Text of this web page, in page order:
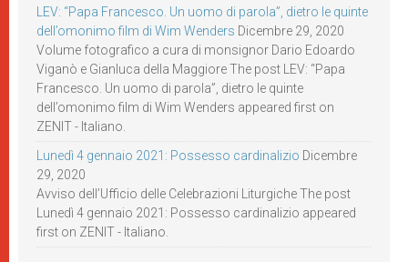
LEV: “Papa Francesco. Un uomo di parola”, dietro le quinte
dell’omonimo film di Wim Wenders Dicembre 29, 2020
Volume fotografico a cura di monsignor Dario Edoardo
Viganò e Gianluca della Maggiore The post LEV: “Papa
Francesco. Un uomo di parola”, dietro le quinte
dell’omonimo film di Wim Wenders appeared first on
ZENIT - Italiano.
Lunedì 4 gennaio 2021: Possesso cardinalizio Dicembre
29, 2020
Avviso dell’Ufficio delle Celebrazioni Liturgiche The post
Lunedì 4 gennaio 2021: Possesso cardinalizio appeared
first on ZENIT - Italiano.